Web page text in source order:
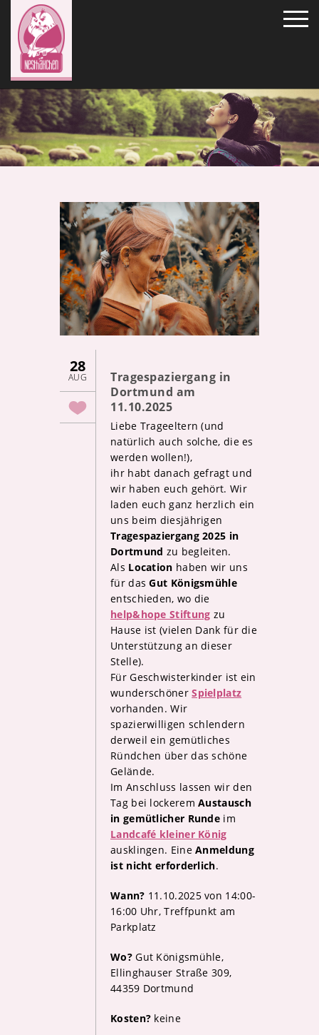
28
AUG
Tragespaziergang in
Dortmund am
11.10.2025
Liebe Trageeltern (und
natürlich auch solche, die es
werden wollen!),
ihr habt danach gefragt und
wir haben euch gehört. Wir
laden euch ganz herzlich ein
uns beim diesjährigen
Tragespaziergang 2025 in
Dortmund zu begleiten.
Als Location haben wir uns
für dasGut Königsmühle
entschieden, wo die
help&hope Stiftung zu
Hause ist (vielen Dank für die
Unterstützung an dieser
Stelle).
Für Geschwisterkinder ist ein
wunderschönerSpielplatz
vorhanden. Wir
spazierwilligen schlendern
derweil ein gemütliches
Ründchen über das schöne
Gelände.
Im Anschluss lassen wir den
Tag bei lockeremAustausch
in gemütlicher Runde im
Landcafé kleiner König
ausklingen. EineAnmeldung
ist nicht erforderlich.
Wann? 11.10.2025 von 14:00-
16:00 Uhr, Treffpunkt am
Parkplatz
Wo?Gut Königsmühle,
Ellinghauser Straße 309,
44359 Dortmund
Kosten? keine